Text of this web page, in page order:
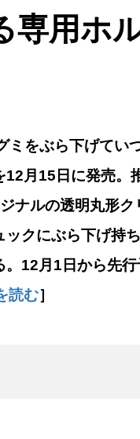
専用ホ
ミをぶら下げてい
月15日に発売。
ナルの透明丸形ク
クにぶら下げ持
12月1日から先
読む］